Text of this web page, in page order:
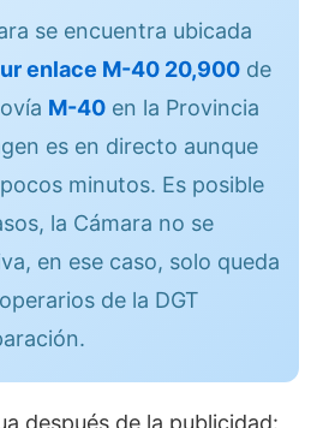
se encuentra ubicada
enlace M-40 20,900 de
M-40 en la Provincia
es en directo aunque
minutos. Es posible
la Cámara no se
en ese caso, solo queda
de la DGT
después de la publicidad: